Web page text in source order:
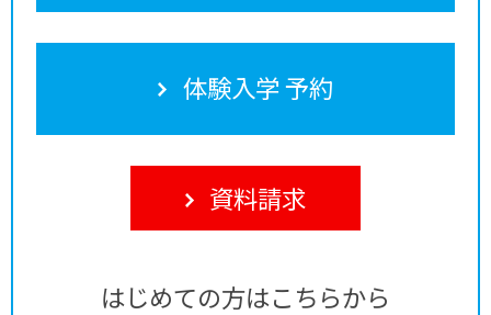
体験入学 予約
資料請求
はじめての方はこちらから